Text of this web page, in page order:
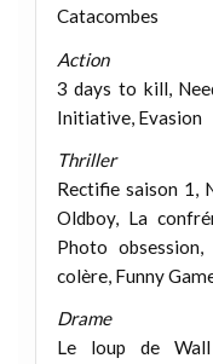
Catacombes
Action
3 days to kill,
Initiative, Evasion
Thriller
Rectifie saison 1,
Oldboy, La
Photo
colère, Funny
Drame
Le loup de